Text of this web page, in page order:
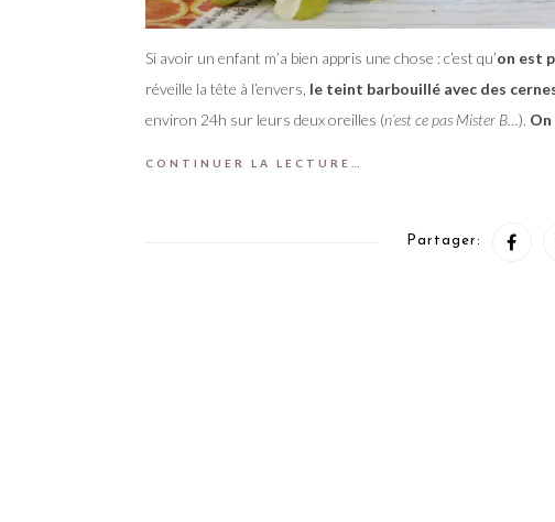
Si avoir un enfant m’a bien appris une chose : c’est qu’on est
réveille la tête à l’envers, le teint barbouillé avec des
environ 24h sur leurs deux oreilles (n’est ce pas Mister B…). On
CONTINUER LA LECTURE…
Partager: